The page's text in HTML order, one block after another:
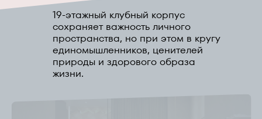
19-этажный клубный корпус
сохраняет важность личного
пространства, но при этом в кругу
единомышленников, ценителей
природы и здорового образа
жизни.